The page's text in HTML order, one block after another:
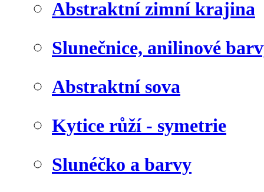
Abstraktní zimní krajina
Slunečnice, anilinové
Abstraktní sova
Kytice růží - symetrie
Slunéčko a barvy